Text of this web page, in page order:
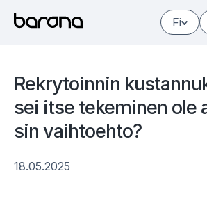
sisältöön
Fi
Rek­ry­toin­nin
sei itse te­ke­mi­nen ole
sin vaih­toeh­to?
18.05.2025